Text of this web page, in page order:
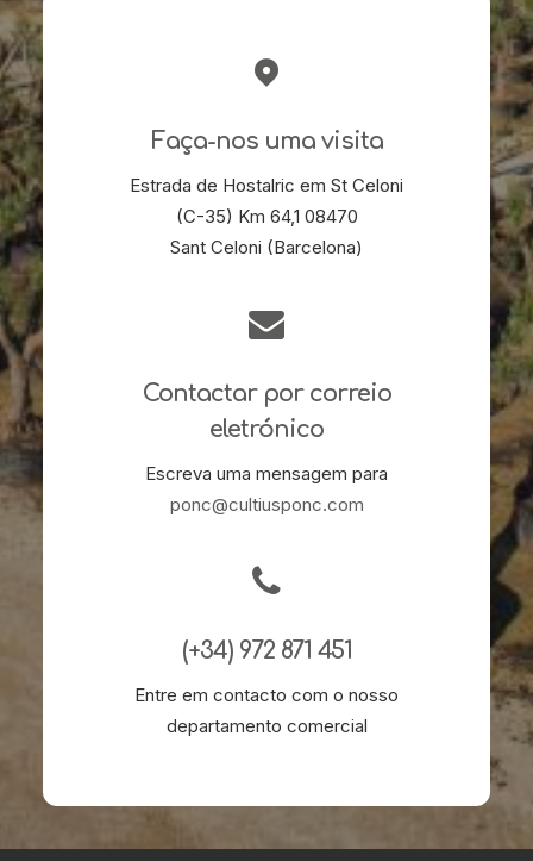
Faça-nos uma visita
Estrada de Hostalric em St Celoni
(C-35) Km 64,1 08470
Sant Celoni (Barcelona)
Contactar por correio
eletrónico
Escreva uma mensagem para
ponc@cultiusponc.com
(+34) 972 871 451
Entre em contacto com o nosso
departamento comercial